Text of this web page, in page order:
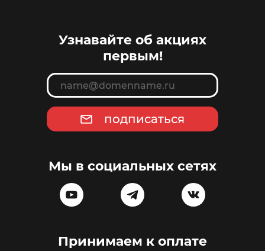
Узнавайте об акциях
первым!
подписаться
Мы в социальных сетях
Принимаем к оплате